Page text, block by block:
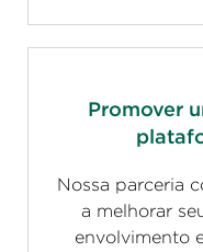
Promover
Nossa parceria
a melhorar
envolvimento